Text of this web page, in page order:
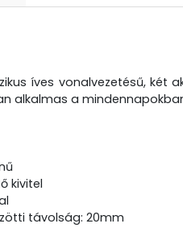
íves vonalvezetésű,
alkalmas a
kivitel
távolság: 20mm